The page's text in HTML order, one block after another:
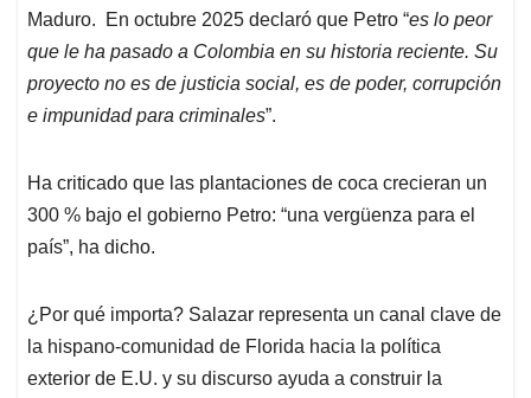
Maduro. En octubre 2025 declaró que Petro “es lo peor
que le ha pasado a Colombia en su historia reciente. Su
proyecto no es de justicia social, es de poder, corrupción
e impunidad para criminales”.
Ha criticado que las plantaciones de coca crecieran un
300 % bajo el gobierno Petro: “una vergüenza para el
país”, ha dicho.
¿Por qué importa? Salazar representa un canal clave de
la hispano-comunidad de Florida hacia la política
exterior de E.U. y su discurso ayuda a construir la